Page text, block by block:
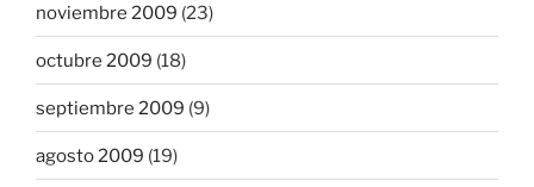
noviembre 2009 (23)
octubre 2009 (18)
septiembre 2009 (9)
agosto 2009 (19)